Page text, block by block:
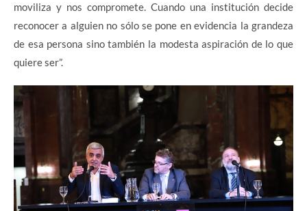
moviliza y nos compromete. Cuando una institución decide
reconocer a alguien no sólo se pone en evidencia la grandeza
de esa persona sino también la modesta aspiración de lo que
quiere ser”.